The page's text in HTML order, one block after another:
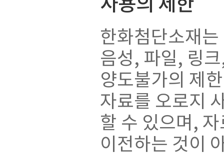
사용의 제한
한화첨단소재
음성, 파일, 링
양도불가의 제
자료를 오로지
할 수 있으며,
이전하는 것이